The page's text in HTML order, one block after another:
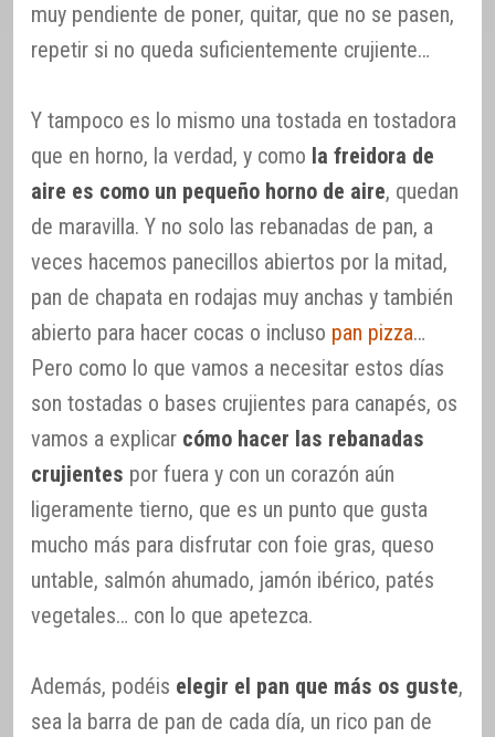
muy pendiente de poner, quitar, que no se pasen,
repetir si no queda suficientemente crujiente…
Y tampoco es lo mismo una tostada en tostadora
que en horno, la verdad, y como la freidora de
aire es como un pequeño horno de aire, quedan
de maravilla. Y no solo las rebanadas de pan, a
veces hacemos panecillos abiertos por la mitad,
pan de chapata en rodajas muy anchas y también
abierto para hacer cocas o incluso pan pizza…
Pero como lo que vamos a necesitar estos días
son tostadas o bases crujientes para canapés, os
vamos a explicar cómo hacer las rebanadas
crujientes por fuera y con un corazón aún
ligeramente tierno, que es un punto que gusta
mucho más para disfrutar con foie gras, queso
untable, salmón ahumado, jamón ibérico, patés
vegetales… con lo que apetezca.
Además, podéis elegir el pan que más os guste,
sea la barra de pan de cada día, un rico pan de